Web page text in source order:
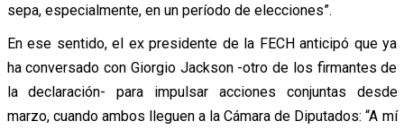
sepa, especialmente, en un período de elecciones”.
En ese sentido, el ex presidente de la FECH anticipó que ya
ha conversado con Giorgio Jackson -otro de los firmantes de
la declaración- para impulsar acciones conjuntas desde
marzo, cuando ambos lleguen a la Cámara de Diputados: “A mí